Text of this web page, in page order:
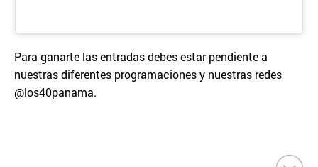
Para ganarte las entradas debes estar pendiente a
nuestras diferentes programaciones y nuestras redes
@los40panama.